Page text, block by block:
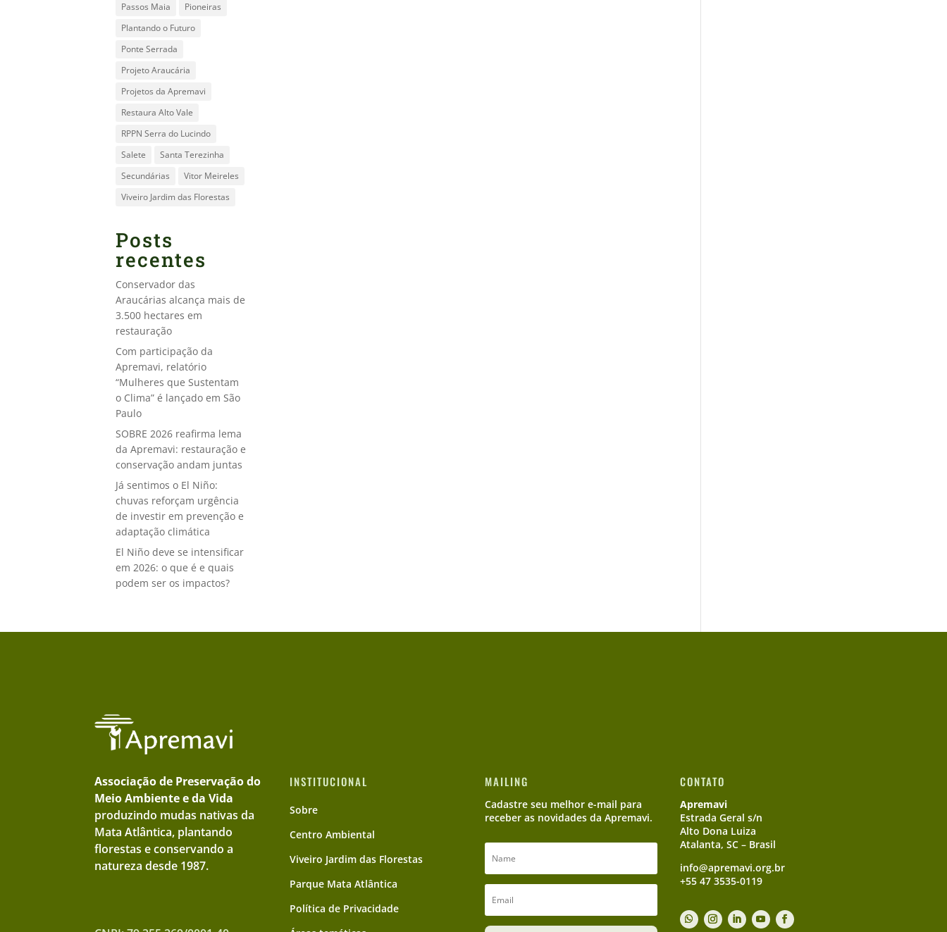
Passos Maia
Pioneiras
Plantando o Futuro
Ponte Serrada
Projeto Araucária
Projetos da Apremavi
Restaura Alto Vale
RPPN Serra do Lucindo
Salete
Santa Terezinha
Secundárias
Vitor Meireles
Viveiro Jardim das Florestas
Posts
recentes
Conservador das
Araucárias alcança mais de
3.500 hectares em
restauração
Com participação da
Apremavi, relatório
“Mulheres que Sustentam
o Clima” é lançado em São
Paulo
SOBRE 2026 reafirma lema
da Apremavi: restauração e
conservação andam juntas
Já sentimos o El Niño:
chuvas reforçam urgência
de investir em prevenção e
adaptação climática
El Niño deve se intensificar
em 2026: o que é e quais
podem ser os impactos?
Associação de Preservação do
Meio Ambiente e da Vida
produzindo mudas nativas da
Mata Atlântica, plantando
florestas e conservando a
natureza desde 1987.
INSTITUCIONAL
Sobre
Centro Ambiental
Viveiro Jardim das Florestas
Parque Mata Atlântica
Política de Privacidade
MAILING
Cadastre seu melhor e-mail para
receber as novidades da Apremavi.
CONTATO
Apremavi
Estrada Geral s/n
Alto Dona Luiza
Atalanta, SC – Brasil
info@apremavi.org.br
+55 47 3535-0119